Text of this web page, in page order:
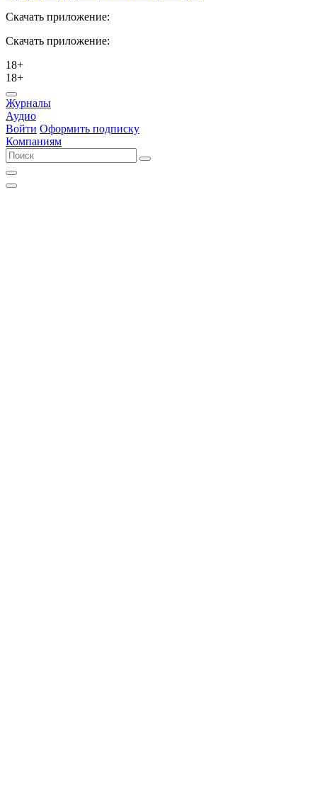
Скачать приложение:
Скачать приложение:
18+
18+
Журналы
Аудио
Войти Оформить подписку
Компаниям